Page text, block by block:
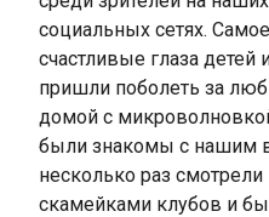
социальных сетях.
счастливые глаза детей
пришли поболеть за
домой с
были знакомы с нашим
несколько раз
скамейками клубов и